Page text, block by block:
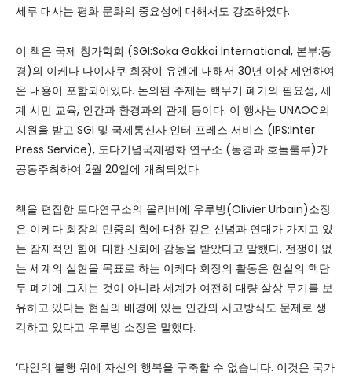
세루 대사는 평화 문화의 중요성에 대해서도 강조하였다.
이 책은 국제 창가학회 (SGI:Soka Gakkai International, 본부:동
경)의 이케다 다이사쿠 회장이 유엔에 대해서 30년 이상 제언하여
온 내용이 포함되어있다. 논의된 주제는 핵무기 폐기의 필요성, 세
계 시민 교육, 인간과 환경과의 관계 등이다. 이 행사는 UNAOC의
지원을 받고 SGI 및 국제통신사 인터 프레스 서비스 (IPS:Inter
Press Service), 도다기념국제평화 연구소 (동경과 호놀룰루)가
공동주최하여 2월 20일에 개최되었다.
책을 편집한 토다연구소의 올리비에 우루방(Olivier Urbain)소장
은 이케다 회장의 민중의 힘에 대한 깊은 신념과 연대가 가지고 있
는 잠재적인 힘에 대한 신뢰에 감동을 받았다고 말했다. 전쟁이 없
는 세계의 실현을 목표로 하는 이케다 회장의 활동은 현실의 핵탄
두 폐기에 그치는 것이 아니라 세계가 여전히 대량 살상 무기를 보
유하고 있다는 현실의 배경에 있는 인간의 사고방식도 문제로 생
각하고 있다고 우루방 소장은 말했다.
‘타인의 불행 위에 자신의 행복을 구축할 수 없습니다. 이것은 국가